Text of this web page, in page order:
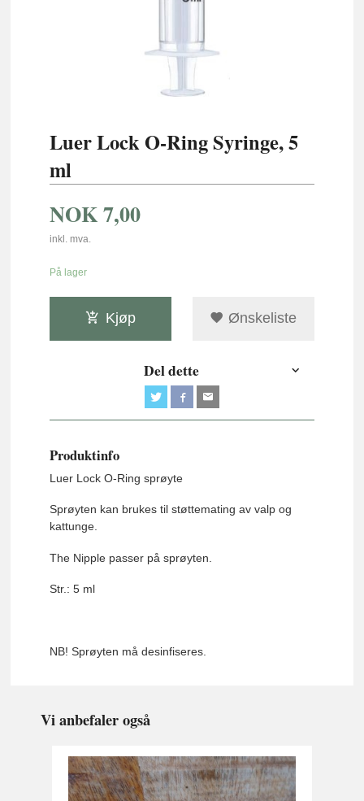
Luer Lock O-Ring Syringe, 5
ml
NOK7,00
inkl. mva.
På lager
Kjøp Ønskeliste
Del dette
Produktinfo
Luer Lock O-Ring sprøyte
Sprøyten kan brukes til støttemating av valp og
kattunge.
The Nipple passer på sprøyten.
Str.: 5 ml
NB! Sprøyten må desinfiseres.
Vi anbefaler også